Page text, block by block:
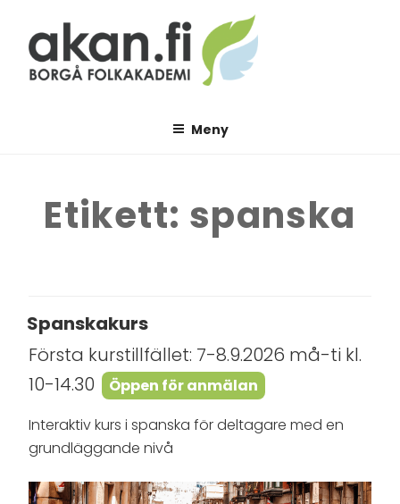
innehåll
Meny
Etikett: spanska
Spanskakurs
Första kurstillfället: 7-8.9.2026 må-ti kl.
10-14.30
Öppen för anmälan
Interaktiv kurs i spanska för deltagare med en
grundläggande nivå